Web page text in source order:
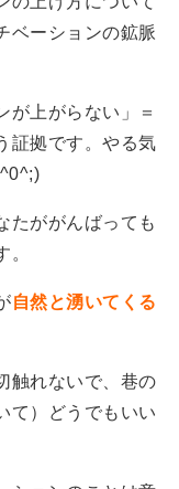
ベーションの鉱脈
が上がらない」＝
証拠です。やる気
たががんばっても
自然と湧いてくる
触れないで、巷の
て）どうでもいい